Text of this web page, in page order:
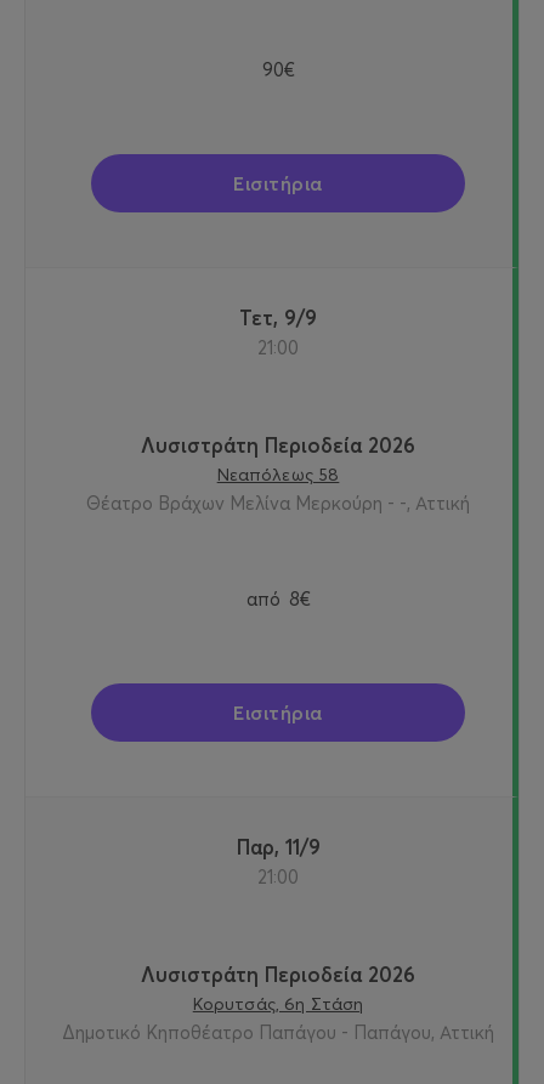
90€
Εισιτήρια
Τετ, 9/9
21:00
Λυσιστράτη Περιοδεία 2026
Νεαπόλεως 58
Θέατρο Βράχων Μελίνα Μερκούρη - -, Αττική
από 8€
Εισιτήρια
Παρ, 11/9
21:00
Λυσιστράτη Περιοδεία 2026
Κορυτσάς, 6η Στάση
Δημοτικό Κηποθέατρο Παπάγου - Παπάγου, Αττική